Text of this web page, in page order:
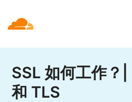
SSL 如何工作？|
和 TLS